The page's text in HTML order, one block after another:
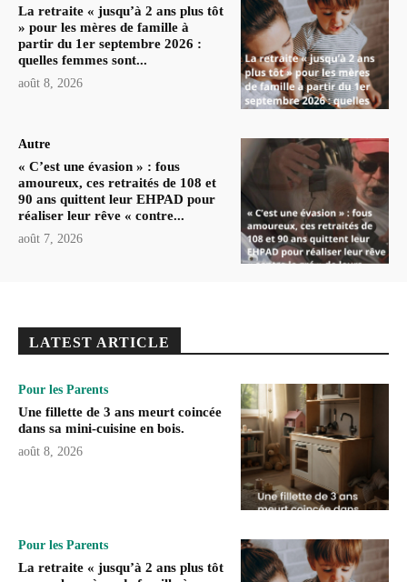
La retraite « jusqu’à 2 ans plus tôt
» pour les mères de famille à
partir du 1er septembre 2026 :
quelles femmes sont...
août 8, 2026
Autre
« C’est une évasion » : fous
amoureux, ces retraités de 108 et
90 ans quittent leur EHPAD pour
réaliser leur rêve « contre...
août 7, 2026
LATEST ARTICLE
Pour les Parents
Une fillette de 3 ans meurt coincée
dans sa mini-cuisine en bois.
août 8, 2026
Pour les Parents
La retraite « jusqu’à 2 ans plus tôt